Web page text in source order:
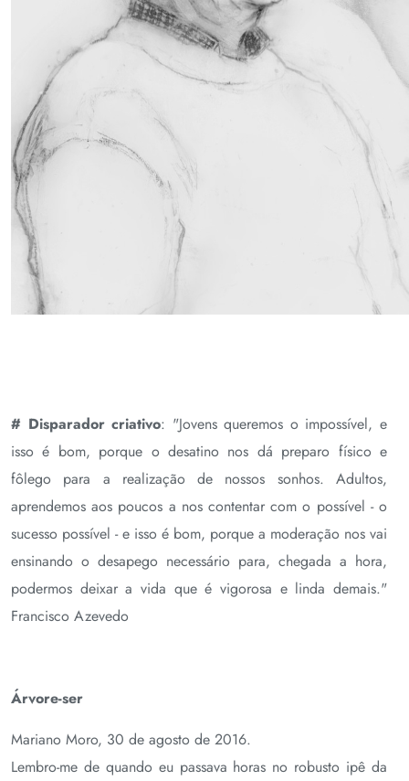
# Disparador criativo: "Jovens queremos o impossível, e
isso é bom, porque o desatino nos dá preparo físico e
fôlego para a realização de nossos sonhos. Adultos,
aprendemos aos poucos a nos contentar com o possível - o
sucesso possível - e isso é bom, porque a moderação nos vai
ensinando o desapego necessário para, chegada a hora,
podermos deixar a vida que é vigorosa e linda demais."
Francisco Azevedo
Árvore-ser
Mariano Moro, 30 de agosto de 2016.
Lembro-me de quando eu passava horas no robusto ipê da